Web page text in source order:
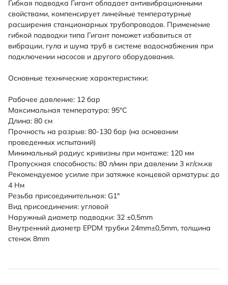
Гибкая подводка Гигант обладает антивибрационными
свойствами, компенсирует линейные температурные
расширения станционарных трубопроводов. Применение
гибкой подводки типа Гигант поможет избавиться от
вибрации, гула и шума труб в системе водоснабжения при
подключении насосов и другого оборудования.
Основные технические характеристики:
Рабочее давление: 12 бар
Максимальная температура: 95°С
Длина: 80 см
Прочность на разрыв: 80-130 бар (на основании
проведенных испытаний)
Минимальный радиус кривизны при монтаже: 120 мм
Пропускная способность: 80 л/мин при давлении 3 кг/см.кв
Рекомендуемое усилие при затяжке концевой арматуры: до
4 Нм
Резьба присоединительная: G1"
Вид присоединения: угловой
Наружный диаметр подводки: 32 ±0,5mm
Внутренний диаметр EPDM трубки 24mm±0,5mm, толщина
стенок 8mm